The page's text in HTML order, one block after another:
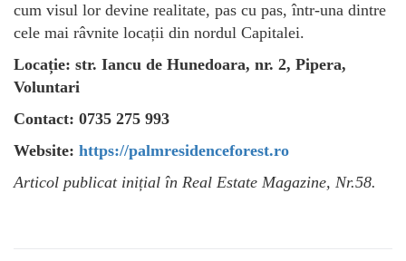
cum visul lor devine realitate, pas cu pas, într-una dintre
cele mai râvnite locații din nordul Capitalei.
Locație: str. Iancu de Hunedoara, nr. 2, Pipera,
Voluntari
Contact: 0735 275 993
Website: https://palmresidenceforest.ro
Articol publicat inițial în Real Estate Magazine, Nr.58.